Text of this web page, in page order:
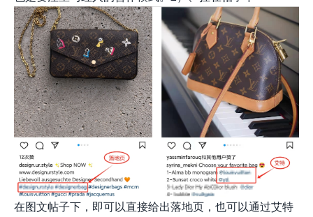
在图文帖子下，即可以直接给出落地页，也可以通过艾特